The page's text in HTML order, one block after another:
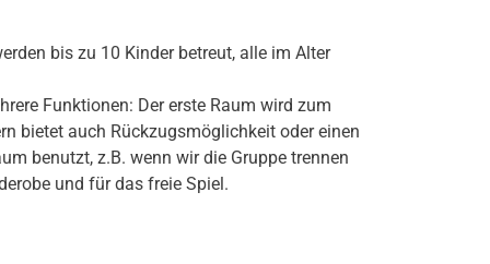
bis zu 10 Kinder betreut, alle im Alter
Funktionen: Der erste Raum wird zum
bietet auch Rückzugsmöglichkeit oder einen
benutzt, z.B. wenn wir die Gruppe trennen
und für das freie Spiel.